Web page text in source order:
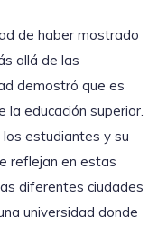
de haber mostrado
allá de las
demostró que es
educación superior.
estudiantes y su
reflejan en estas
diferentes ciudades
universidad donde